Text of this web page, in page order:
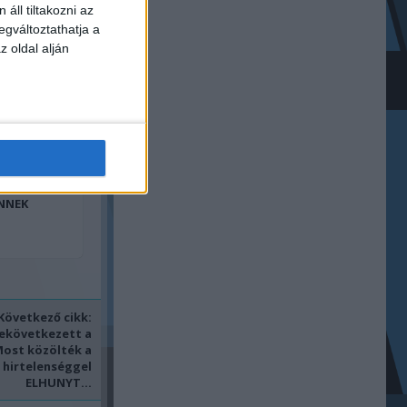
áll tiltakozni az
a
oldal alján
NEM
cikk:
a
közölték a
ELHUNYT...